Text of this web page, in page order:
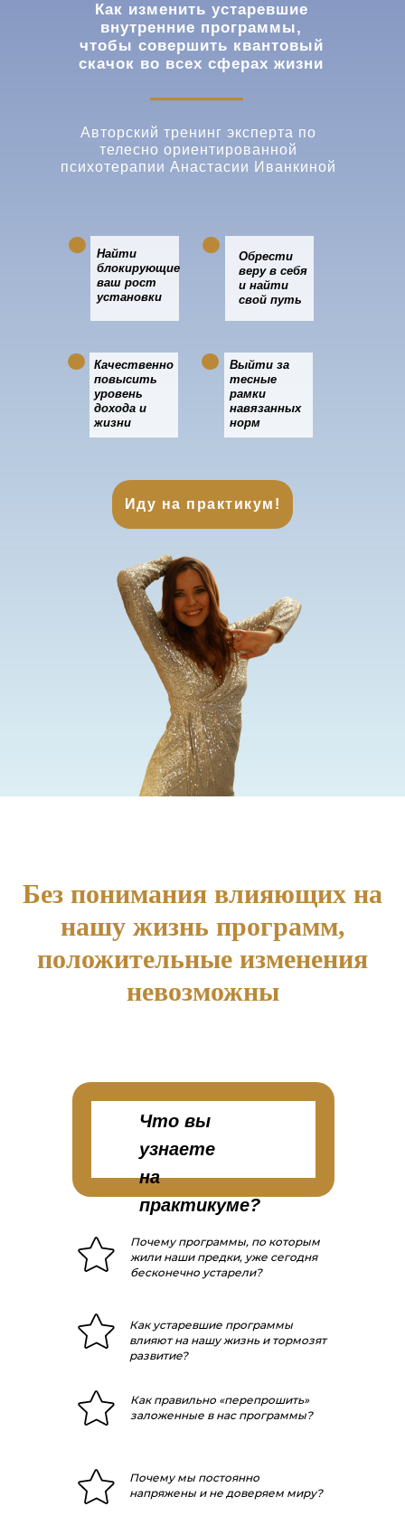
Как изменить устаревшие
внутренние программы,
чтобы совершить квантовый
скачок во всех сферах жизни
Иду на практикум!
Авторский тренинг эксперта по
телесно ориентированной
психотерапии Анастасии Иванкиной
Найти
блокирующие
ваш рост
установки
Обрести
веру в себя
и найти
свой путь
Качественно
повысить
уровень
дохода и
жизни
Выйти за
тесные
рамки
навязанных
норм
Без понимания влияющих на
нашу жизнь программ,
положительные изменения
невозможны
Почему программы, по которым
жили наши предки, уже сегодня
бесконечно устарели?
Что вы
узнаете
на
практикуме?
Как устаревшие программы
влияют на нашу жизнь и тормозят
развитие?
Как правильно «перепрошить»
заложенные в нас программы?
Почему мы постоянно
напряжены и не доверяем миру?